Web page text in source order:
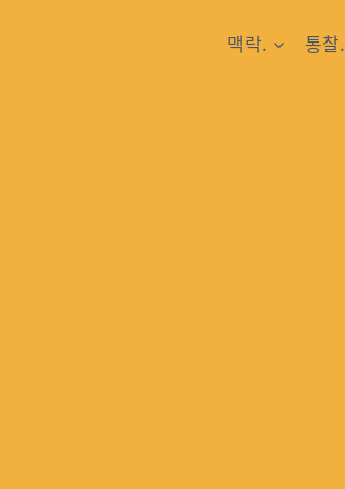
맥락. 통찰.